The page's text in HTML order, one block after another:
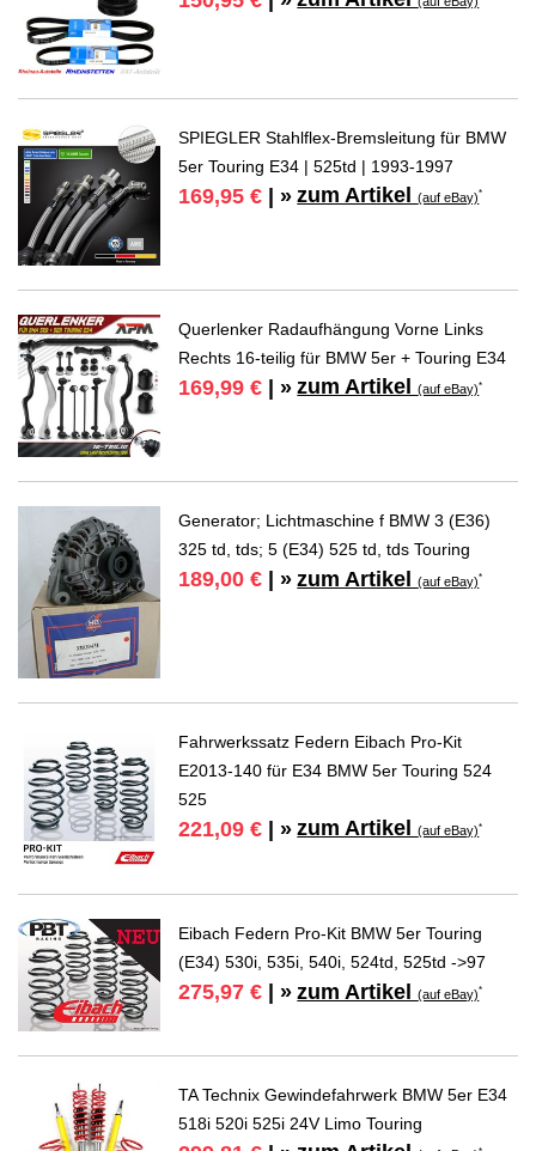
SPIEGLER Stahlflex-Bremsleitung für BMW
5er Touring E34 | 525td | 1993-1997
169,95 € | » zum Artikel(auf eBay)*
Querlenker Radaufhängung Vorne Links
Rechts 16-teilig für BMW 5er + Touring E34
169,99 € | » zum Artikel(auf eBay)*
Generator; Lichtmaschine f BMW 3 (E36)
325 td, tds; 5 (E34) 525 td, tds Touring
189,00 € | » zum Artikel(auf eBay)*
Fahrwerkssatz Federn Eibach Pro-Kit
E2013-140 für E34 BMW 5er Touring 524
525
221,09 € | » zum Artikel(auf eBay)*
Eibach Federn Pro-Kit BMW 5er Touring
(E34) 530i, 535i, 540i, 524td, 525td ->97
275,97 € | » zum Artikel(auf eBay)*
TA Technix Gewindefahrwerk BMW 5er E34
518i 520i 525i 24V Limo Touring